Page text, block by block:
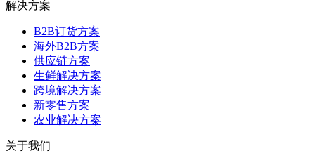
解决方案
B2B订货方案
海外B2B方案
供应链方案
生鲜解决方案
跨境解决方案
新零售方案
农业解决方案
关于我们